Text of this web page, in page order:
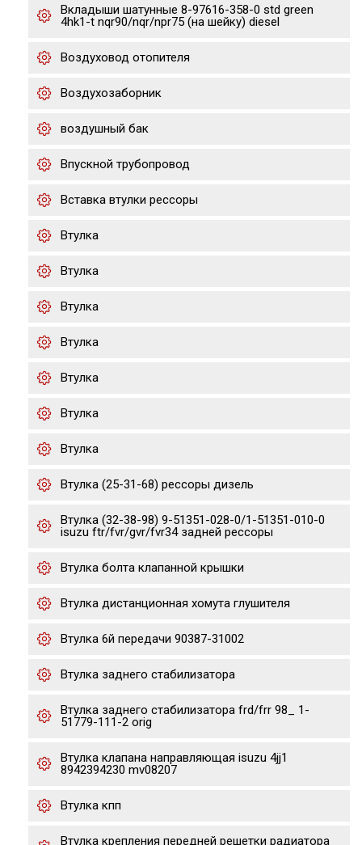
Вкладыши шатунные 8-97616-358-0 std green
4hk1-t nqr90/nqr/npr75 (на шейку) diesel
Воздуховод отопителя
Воздухозаборник
воздушный бак
Впускной трубопровод
Вставка втулки рессоры
Втулка
Втулка
Втулка
Втулка
Втулка
Втулка
Втулка
Втулка (25-31-68) рессоры дизель
Втулка (32-38-98) 9-51351-028-0/1-51351-010-0
isuzu ftr/fvr/gvr/fvr34 задней рессоры
Втулка болта клапанной крышки
Втулка дистанционная хомута глушителя
Втулка 6й передачи 90387-31002
Втулка заднего стабилизатора
Втулка заднего стабилизатора frd/frr 98_ 1-
51779-111-2 orig
Втулка клапана направляющая isuzu 4jj1
8942394230 mv08207
Втулка кпп
Втулка крепления передней решетки радиатора